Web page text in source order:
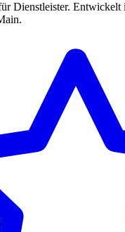
Dienstleister. Entwickelt